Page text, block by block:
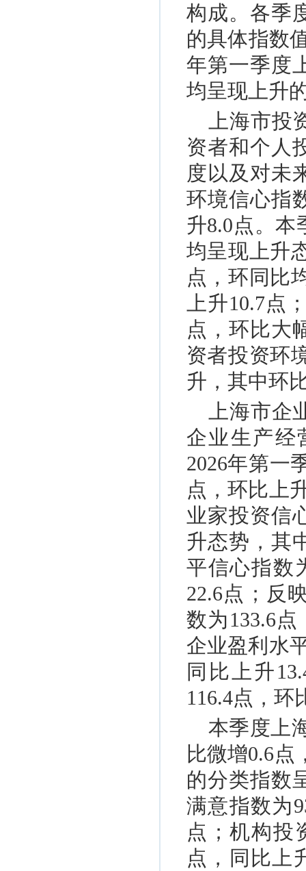
构成。各季
的具体指数
年第一季度
均呈现上升
上海市投
资者和个人
度以及对未
环境信心指
升8.0点。本
均呈现上升
点，环同比
上升10.7点
点，环比大
资者投资环
升，其中环
上海市企
企业生产经
2026年第一
点，环比上
业家投资信
升态势，其
平信心指数
22.6点；反
数为133.6
企业盈利水
同比上升
116.4点，环
本季度上
比微增0.6点
的分类指数
满意指数为
点；机构投
点，同比上